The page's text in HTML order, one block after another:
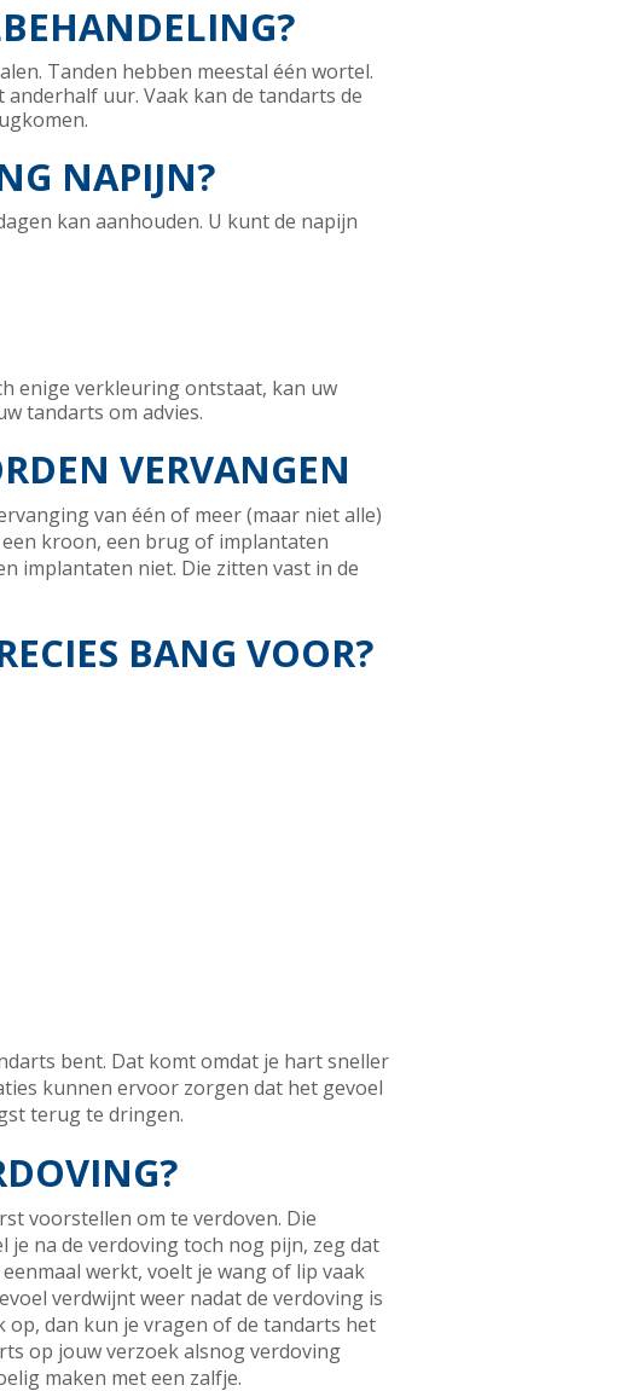
Tanden hebben meestal één wortel.
uur. Vaak kan de tandarts de
NAPIJN?
kan aanhouden. U kunt de napijn
enige verkleuring ontstaat, kan uw
tandarts om advies.
VERVANGEN
van één of meer (maar niet alle)
kroon, een brug of implantaten
implantaten niet. Die zitten vast in de
BANG VOOR?
bent. Dat komt omdat je hart sneller
kunnen ervoor zorgen dat het gevoel
terug te dringen.
voorstellen om te verdoven. Die
na de verdoving toch nog pijn, zeg dat
werkt, voelt je wang of lip vaak
verdwijnt weer nadat de verdoving is
dan kun je vragen of de tandarts het
op jouw verzoek alsnog verdoving
maken met een zalfje.